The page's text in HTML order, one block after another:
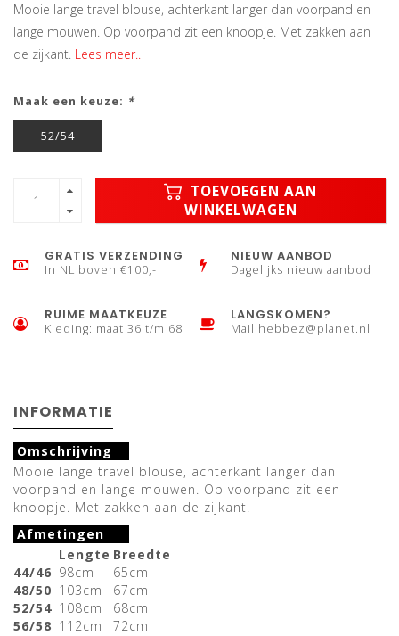
Mooie lange travel blouse, achterkant langer dan voorpand en
lange mouwen. Op voorpand zit een knoopje. Met zakken aan
de zijkant. Lees meer..
Maak een keuze: *
52/54
TOEVOEGEN AAN
WINKELWAGEN
GRATIS VERZENDING
In NL boven €100,-
NIEUW AANBOD
Dagelijks nieuw aanbod
RUIME MAATKEUZE
Kleding: maat 36 t/m 68
LANGSKOMEN?
Mail hebbez@planet.nl
INFORMATIE
Omschrijving
Mooie lange travel blouse, achterkant langer dan
voorpand en lange mouwen. Op voorpand zit een
knoopje. Met zakken aan de zijkant.
Afmetingen
Lengte Breedte
44/46 98cm
65cm
48/50 103cm
67cm
52/54 108cm
68cm
56/58 112cm
72cm